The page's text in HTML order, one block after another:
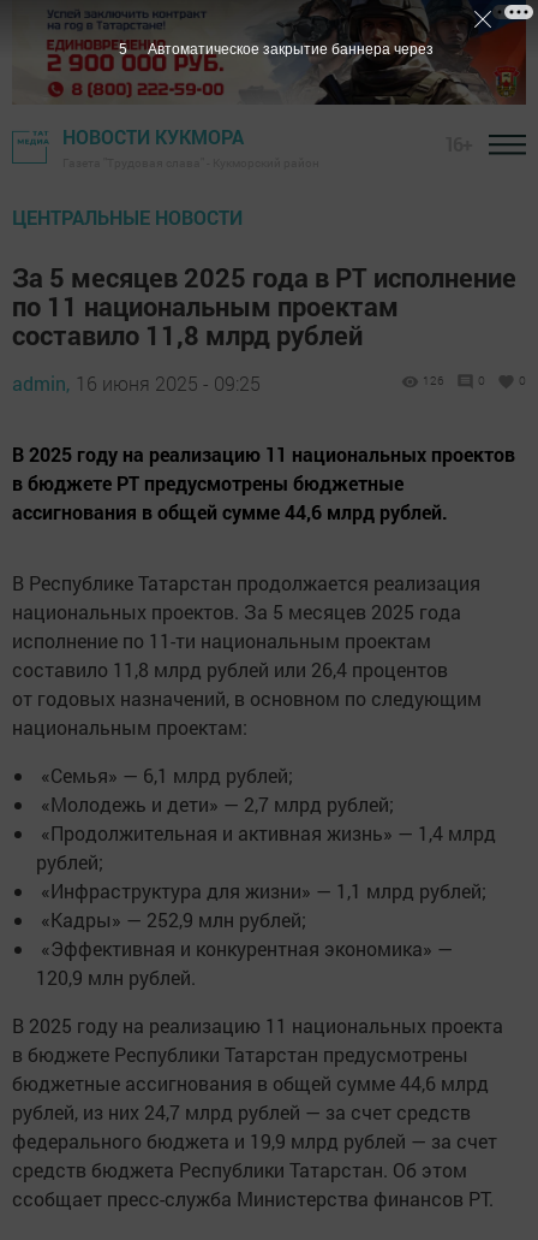
НОВОСТИ КУКМОРА
ЦЕНТРАЛЬНЫЕ НОВОСТИ
За 5 месяцев 2025 года в РТ исполнение
по 11 национальным проектам
составило 11,8 млрд рублей
admin, 16 июня 2025 - 09:25 126 0 0
В 2025 году на реализацию 11 национальных проектов
в бюджете РТ предусмотрены бюджетные
ассигнования в общей сумме 44,6 млрд рублей.
В Республике Татарстан продолжается реализация
национальных проектов. За 5 месяцев 2025 года
исполнение по 11-ти национальным проектам
составило 11,8 млрд рублей или 26,4 процентов
от годовых назначений, в основном по следующим
национальным проектам:
«Семья» — 6,1 млрд рублей;
«Молодежь и дети» — 2,7 млрд рублей;
«Продолжительная и активная жизнь» — 1,4 млрд
рублей;
«Инфраструктура для жизни» — 1,1 млрд рублей;
«Кадры» — 252,9 млн рублей;
«Эффективная и конкурентная экономика» —
120,9 млн рублей.
В 2025 году на реализацию 11 национальных проекта
в бюджете Республики Татарстан предусмотрены
бюджетные ассигнования в общей сумме 44,6 млрд
рублей, из них 24,7 млрд рублей — за счет средств
федерального бюджета и 19,9 млрд рублей — за счет
средств бюджета Республики Татарстан. Об этом
ссобщает пресс-служба Министерства финансов РТ.
4 Автоматическое закрытие баннера через